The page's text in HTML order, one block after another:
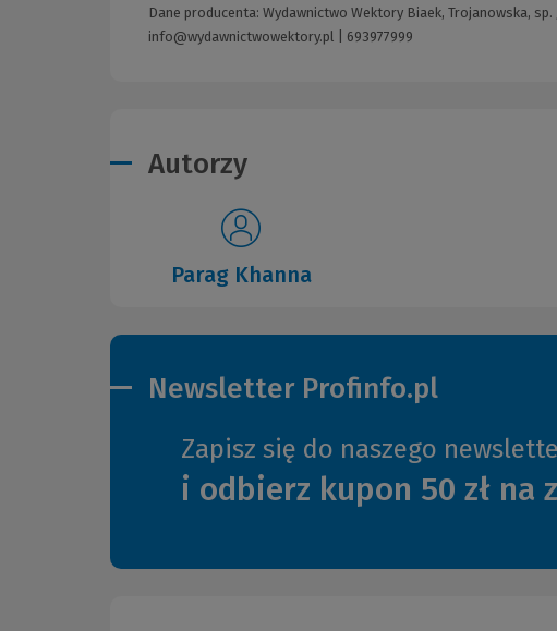
Dane producenta: Wydawnictwo Wektory Biaek, Trojanowska,
info@wydawnictwowektory.pl
693977999
Autorzy
Parag Khanna
Newsletter Profinfo.pl
Zapisz się do naszego
i odbierz kupon 50 zł na